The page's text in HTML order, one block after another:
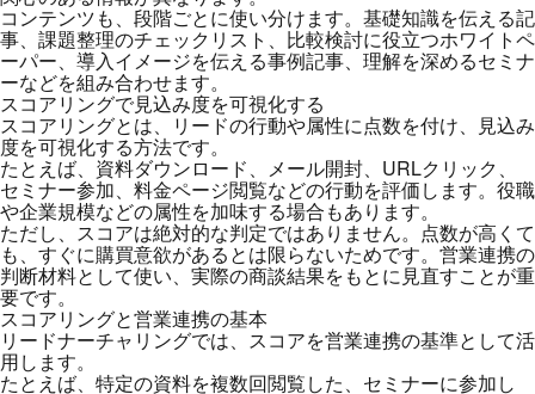
コンテンツも、段階ごとに使い分けます。基礎知識を伝える記
事、課題整理のチェックリスト、比較検討に役立つホワイトペ
ーパー、導入イメージを伝える事例記事、理解を深めるセミナ
ーなどを組み合わせます。
スコアリングで見込み度を可視化する
スコアリングとは、リードの行動や属性に点数を付け、見込み
度を可視化する方法です。
たとえば、資料ダウンロード、メール開封、URLクリック、
セミナー参加、料金ページ閲覧などの行動を評価します。役職
や企業規模などの属性を加味する場合もあります。
ただし、スコアは絶対的な判定ではありません。点数が高くて
も、すぐに購買意欲があるとは限らないためです。営業連携の
判断材料として使い、実際の商談結果をもとに見直すことが重
要です。
スコアリングと営業連携の基本
リードナーチャリングでは、スコアを営業連携の基準として活
用します。
たとえば、特定の資料を複数回閲覧した、セミナーに参加し